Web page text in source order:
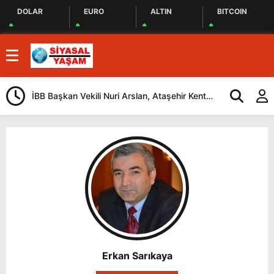
DOLAR EURO ALTIN BITCOIN
İBB Başkan Vekili Nuri Arslan, Ataşehir Kent
Lokantasını Ziyaret Etti
Tuzla’da
Düzenlendi
Erkan Sarıkaya